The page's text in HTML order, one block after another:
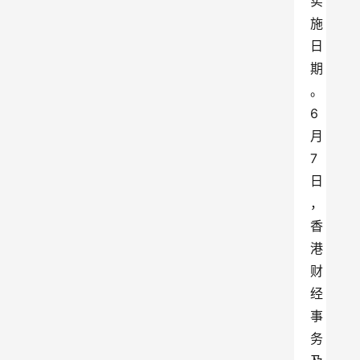
施
日
期
。
6
月
7
日
，
香
港
财
经
事
务